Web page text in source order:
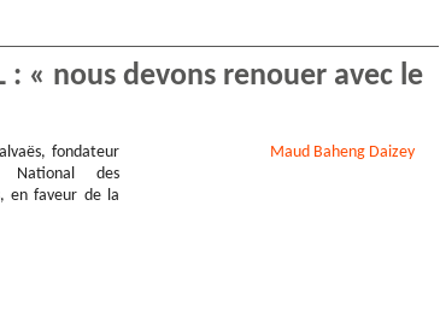
: « nous devons renouer avec le
fondateur
des
en faveur de la
Maud Baheng Daizey